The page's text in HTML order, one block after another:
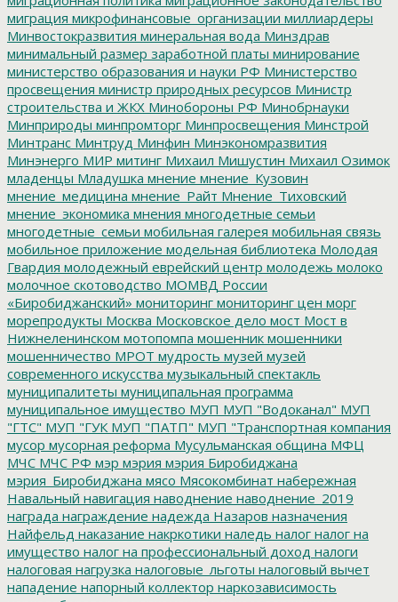
миграция микрофинансовые_организации миллиардеры
Минвостокразвития минеральная вода Минздрав
минимальный размер заработной платы минирование
министерство образования и науки РФ Министерство
просвещения министр природных ресурсов Министр
строительства и ЖКХ Минобороны РФ Минобрнауки
Минприроды минпромторг Минпросвещения Минстрой
Минтранс Минтруд Минфин Минэкономразвития
Минэнерго МИР митинг Михаил Мишустин Михаил Озимок
младенцы Младушка мнение мнение_Кузовин
мнение_медицина мнение_Райт Мнение_Тиховский
мнение_экономика мнения многодетные семьи
многодетные_семьи мобильная галерея мобильная связь
мобильное приложение модельная библиотека Молодая
Гвардия молодежный еврейский центр молодежь молоко
молочное скотоводство МОМВД России
«Биробиджанский» мониторинг мониторинг цен морг
морепродукты Москва Московское дело мост Мост в
Нижнеленинском мотопомпа мошенник мошенники
мошенничество МРОТ мудрость музей музей
современного искусства музыкальный спектакль
муниципалитеты муниципальная программа
муниципальное имущество МУП МУП "Водоканал" МУП
"ГТС" МУП "ГУК МУП "ПАТП" МУП "Транспортная компания
мусор мусорная реформа Мусульманская община МФЦ
МЧС МЧС РФ мэр мэрия мэрия Биробиджана
мэрия_Биробиджана мясо Мясокомбинат набережная
Навальный навигация наводнение наводнение_2019
награда награждение надежда Назаров назначения
Найфельд наказание накркотики наледь налог налог на
имущество налог на профессиональный доход налоги
налоговая нагрузка налоговые_льготы налоговый вычет
нападение напорный коллектор наркозависимость